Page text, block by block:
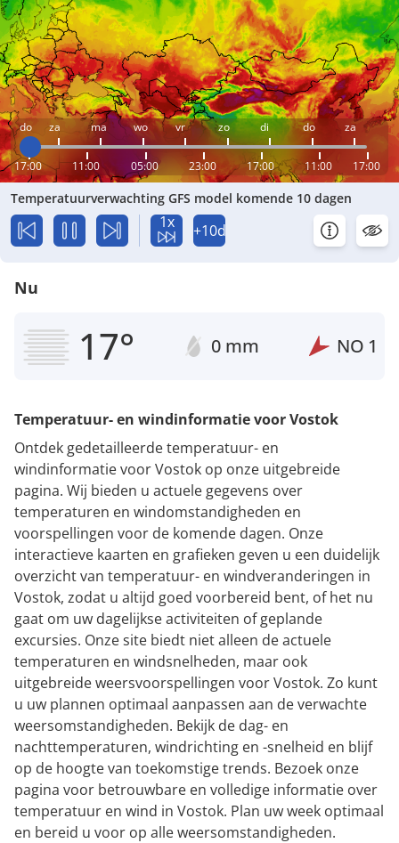
do za ma wo vr zo di do za
17:00 11:00 05:00 23:00 17:00 11:00 17:00
Temperatuurverwachting GFS model komende 10 dagen
1x +10d
Nu
17° 0 mm NO 1
Temperatuur- en windinformatie voor Vostok
Ontdek gedetailleerde temperatuur- en
windinformatie voor Vostok op onze uitgebreide
pagina. Wij bieden u actuele gegevens over
temperaturen en windomstandigheden en
voorspellingen voor de komende dagen. Onze
interactieve kaarten en grafieken geven u een duidelijk
overzicht van temperatuur- en windveranderingen in
Vostok, zodat u altijd goed voorbereid bent, of het nu
gaat om uw dagelijkse activiteiten of geplande
excursies. Onze site biedt niet alleen de actuele
temperaturen en windsnelheden, maar ook
uitgebreide weersvoorspellingen voor Vostok. Zo kunt
u uw plannen optimaal aanpassen aan de verwachte
weersomstandigheden. Bekijk de dag- en
nachttemperaturen, windrichting en -snelheid en blijf
op de hoogte van toekomstige trends. Bezoek onze
pagina voor betrouwbare en volledige informatie over
temperatuur en wind in Vostok. Plan uw week optimaal
en bereid u voor op alle weersomstandigheden.